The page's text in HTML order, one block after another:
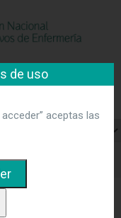
de
de uso
aceptas las